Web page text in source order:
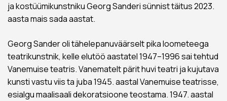
ja kostüümikunstniku Georg Sanderi sünnist täitus 2023.
aasta mais sada aastat.
Georg Sander oli tähelepanuväärselt pika loometeega
teatrikunstnik, kelle elutöö aastatel 1947–1996 sai tehtud
Vanemuise teatris. Vanematelt pärit huvi teatri ja kujutava
kunsti vastu viis ta juba 1945. aastal Vanemuise teatrisse,
esialgu maalisaali dekoratsioone teostama. 1947. aastal